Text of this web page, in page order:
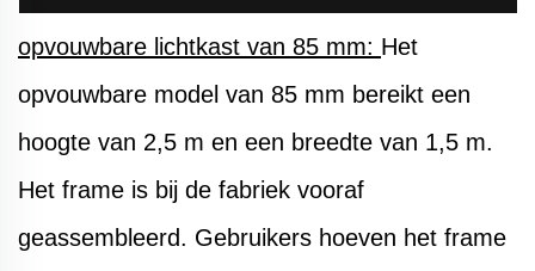
opvouwbare lichtkast van 85 mm: Het
opvouwbare model van 85 mm bereikt een
hoogte van 2,5 m en een breedte van 1,5 m.
Het frame is bij de fabriek vooraf
geassembleerd. Gebruikers hoeven het frame